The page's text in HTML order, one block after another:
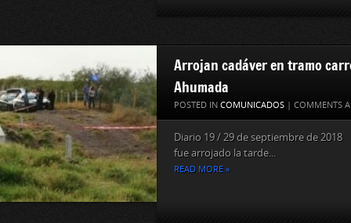
Arrojan cadáver en tramo
Ahumada
POSTED IN COMUNICADOS | COMMENTS
Diario 19 / 29 de septiembre de
fue arrojado la tarde...
READ MORE »